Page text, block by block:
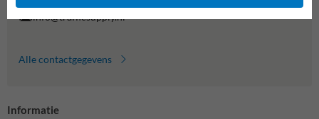
info@trafficsupply.nl
Alle contactgegevens
Informatie